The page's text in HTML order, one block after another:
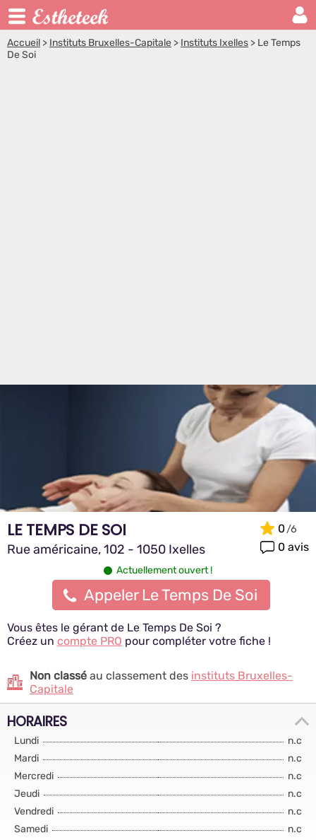
Accueil > Instituts Bruxelles-Capitale > Instituts Ixelles > Le Temps
De Soi
LE TEMPS DE SOI
Rue américaine, 102 - 1050 Ixelles
0
0 avis
Actuellement ouvert !
Appeler Le Temps De Soi
Vous êtes le gérant de Le Temps De Soi ?
Créez un compte PRO pour compléter votre fiche !
Non classéau classement des instituts Bruxelles-
Capitale
HORAIRES
Lundi
n.c
Mardi
n.c
Mercredi
n.c
Jeudi
n.c
Vendredi
n.c
Samedi
n.c